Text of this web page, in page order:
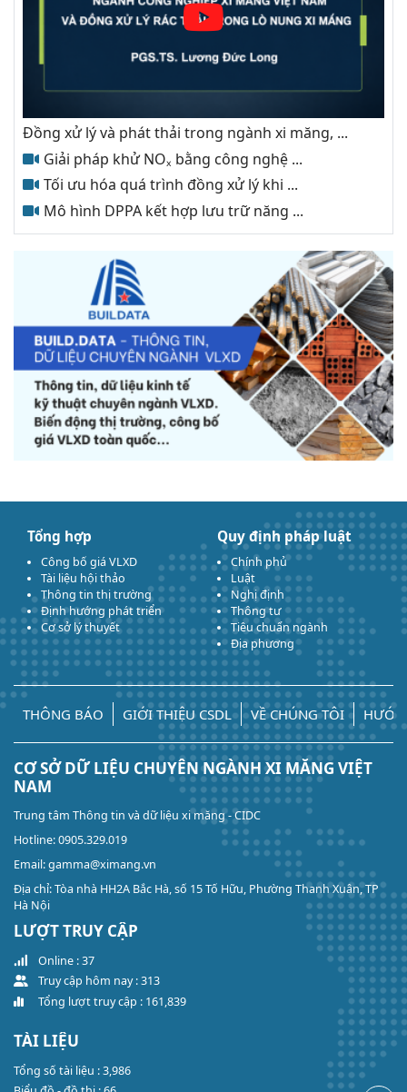
Đồng xử lý và phát thải trong ngành xi măng, ...
Giải pháp khử NOₓ bằng công nghệ ...
Tối ưu hóa quá trình đồng xử lý khi ...
Mô hình DPPA kết hợp lưu trữ năng ...
Tổng hợp
Công bố giá VLXD
Tài liệu hội thảo
Thông tin thị trường
Định hướng phát triển
Cơ sở lý thuyết
Quy định pháp luật
Chính phủ
Luật
Nghị định
Thông tư
Tiêu chuẩn ngành
Địa phương
THÔNG BÁO GIỚI THIỆU CSDL VỀ CHÚNG TÔI
CƠ SỞ DỮ LIỆU CHUYÊN NGÀNH XI MĂNG VIỆT
NAM
Trung tâm Thông tin và dữ liệu xi măng - CIDC
Hotline: 0905.329.019
Email: gamma@ximang.vn
Địa chỉ: Tòa nhà HH2A Bắc Hà, số 15 Tố Hữu, Phường Thanh Xuân, TP
Hà Nội
LƯỢT TRUY CẬP
Online : 37
Truy cập hôm nay : 313
Tổng lượt truy cập : 161,839
TÀI LIỆU
Tổng số tài liệu : 3,986